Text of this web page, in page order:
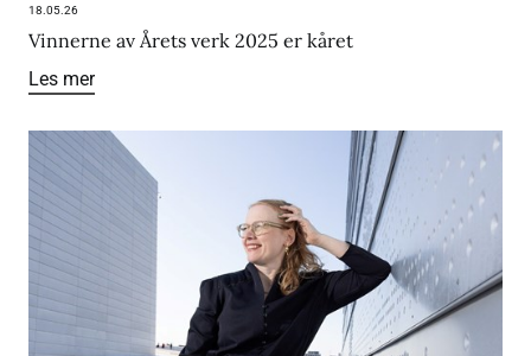
18.05.26
Vinnerne av Årets verk 2025 er kåret
Les mer